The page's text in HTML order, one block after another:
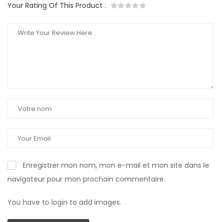
Your Rating Of This Product :
Enregistrer mon nom, mon e-mail et mon site dans le
navigateur pour mon prochain commentaire.
You have to login to add images.